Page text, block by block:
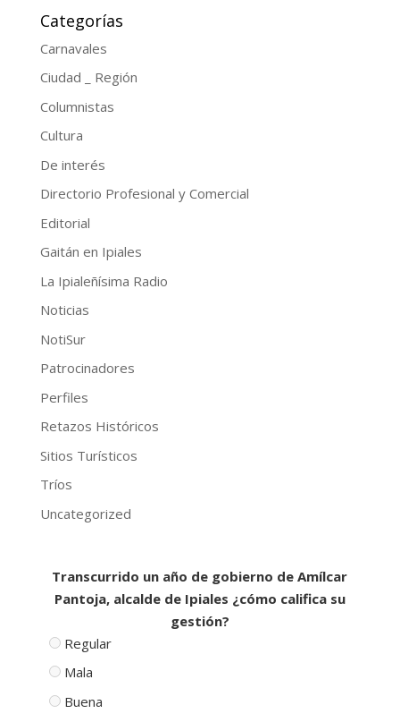
Categorías
Carnavales
Ciudad _ Región
Columnistas
Cultura
De interés
Directorio Profesional y Comercial
Editorial
Gaitán en Ipiales
La Ipialeñísima Radio
Noticias
NotiSur
Patrocinadores
Perfiles
Retazos Históricos
Sitios Turísticos
Tríos
Uncategorized
Transcurrido un año de gobierno de Amílcar
Pantoja, alcalde de Ipiales ¿cómo califica su
gestión?
Regular
Mala
Buena